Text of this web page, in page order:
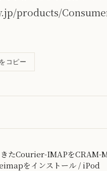
products/
コピー
たCourier-IMAPをCRAM-
をインストール / iPod